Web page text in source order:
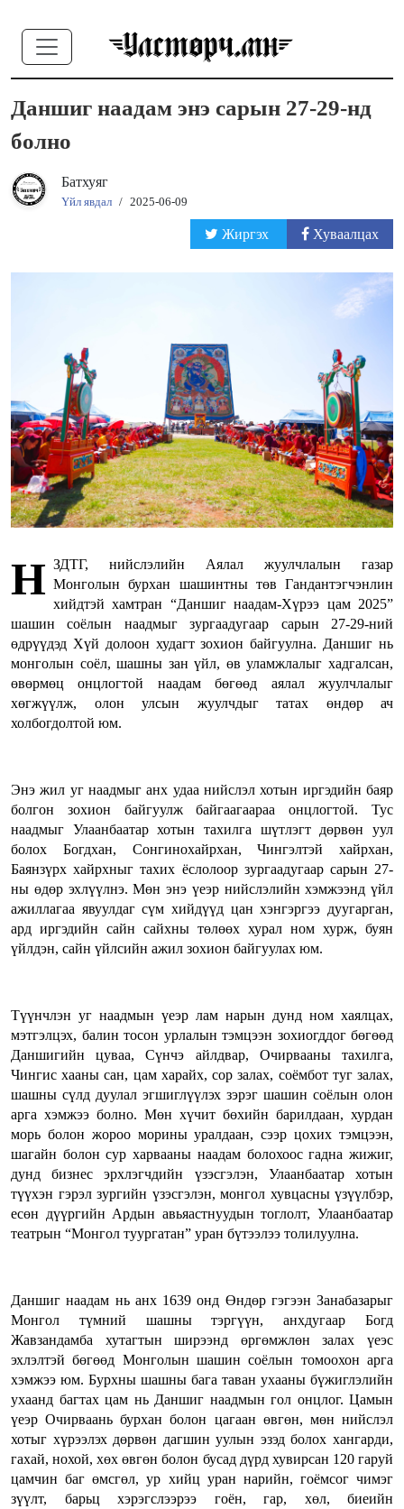
Даншиг наадам энэ сарын 27-29-нд
болно
Батхуяг
Үйл явдал / 2025-06-09
Жиргэх Хуваалцах
Н ЗДТГ, нийслэлийн Аялал жуулчлалын газар
Монголын бурхан шашинтны төв Гандантэгчэнлин
хийдтэй хамтран “Даншиг наадам-Хүрээ цам 2025”
шашин соёлын наадмыг зургаадугаар сарын 27-29-ний
өдрүүдэд Хүй долоон худагт зохион байгуулна. Даншиг нь
монголын соёл, шашны зан үйл, өв уламжлалыг хадгалсан,
өвөрмөц онцлогтой наадам бөгөөд аялал жуулчлалыг
хөгжүүлж, олон улсын жуулчдыг татах өндөр ач
холбогдолтой юм.
Энэ жил уг наадмыг анх удаа нийслэл хотын иргэдийн баяр
болгон зохион байгуулж байгаагаараа онцлогтой. Тус
наадмыг Улаанбаатар хотын тахилга шүтлэгт дөрвөн уул
болох Богдхан, Сонгинохайрхан, Чингэлтэй хайрхан,
Баянзүрх хайрхныг тахих ёслолоор зургаадугаар сарын 27-
ны өдөр эхлүүлнэ. Мөн энэ үеэр нийслэлийн хэмжээнд үйл
ажиллагаа явуулдаг сүм хийдүүд цан хэнгэргээ дуугарган,
ард иргэдийн сайн сайхны төлөөх хурал ном хурж, буян
үйлдэн, сайн үйлсийн ажил зохион байгуулах юм.
Түүнчлэн уг наадмын үеэр лам нарын дунд ном хаялцах,
мэтгэлцэх, балин тосон урлалын тэмцээн зохиогддог бөгөөд
Даншигийн цуваа, Сүнчэ айлдвар, Очирвааны тахилга,
Чингис хааны сан, цам харайх, сор залах, соёмбот туг залах,
шашны сүлд дуулал эгшиглүүлэх зэрэг шашин соёлын олон
арга хэмжээ болно. Мөн хүчит бөхийн барилдаан, хурдан
морь болон жороо морины уралдаан, сээр цохих тэмцээн,
шагайн болон сур харвааны наадам болохоос гадна жижиг,
дунд бизнес эрхлэгчдийн үзэсгэлэн, Улаанбаатар хотын
түүхэн гэрэл зургийн үзэсгэлэн, монгол хувцасны үзүүлбэр,
есөн дүүргийн Ардын авьяастнуудын тоглолт, Улаанбаатар
театрын “Монгол туургатан” уран бүтээлээ толилуулна.
Даншиг наадам нь анх 1639 онд Өндөр гэгээн Занабазарыг
Монгол түмний шашны тэргүүн, анхдугаар Богд
Жавзандамба хутагтын ширээнд өргөмжлөн залах үеэс
эхлэлтэй бөгөөд Монголын шашин соёлын томоохон арга
хэмжээ юм. Бурхны шашны бага таван ухааны бүжиглэлийн
ухаанд багтах цам нь Даншиг наадмын гол онцлог. Цамын
үеэр Очирваань бурхан болон цагаан өвгөн, мөн нийслэл
хотыг хүрээлэх дөрвөн дагшин уулын эзэд болох хангарди,
гахай, нохой, хөх өвгөн болон бусад дүрд хувирсан 120 гаруй
цамчин баг өмсгөл, ур хийц уран нарийн, гоёмсог чимэг
зүүлт, барьц хэрэгслээрээ гоён, гар, хөл, биеийн